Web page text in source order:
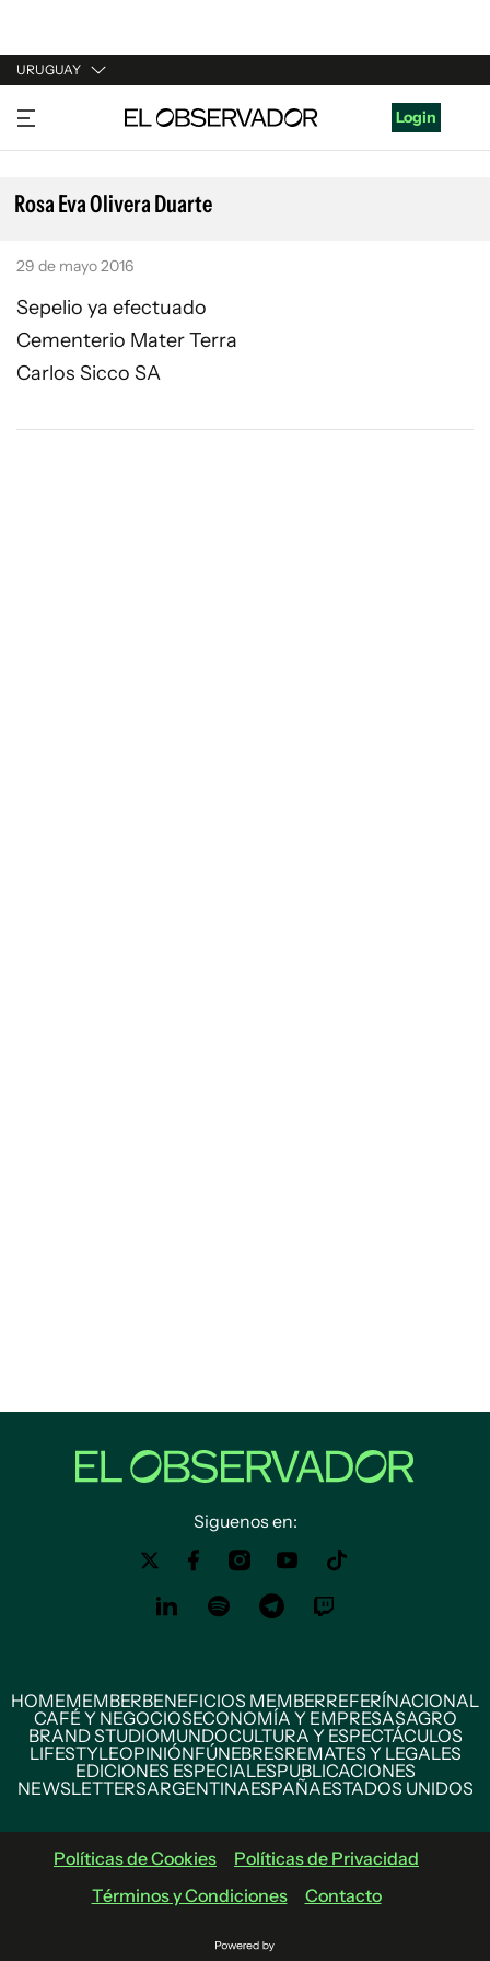
URUGUAY
URUGUAY
ARGENTINA
ESPAÑA
Login
Rosa Eva Olivera Duarte
29 de mayo 2016
Sepelio ya efectuado
Cementerio Mater Terra
Carlos Sicco SA
Siguenos en:
HOMEMEMBERBENEFICIOS MEMBERREFERÍNACIONAL
CAFÉ Y NEGOCIOSECONOMÍA Y EMPRESASAGRO
BRAND STUDIOMUNDOCULTURA Y ESPECTÁCULOS
LIFESTYLEOPINIÓNFÚNEBRESREMATES Y LEGALES
EDICIONES ESPECIALESPUBLICACIONES
NEWSLETTERSARGENTINAESPAÑAESTADOS UNIDOS
Políticas de Cookies
Políticas de Privacidad
Términos y Condiciones
Contacto